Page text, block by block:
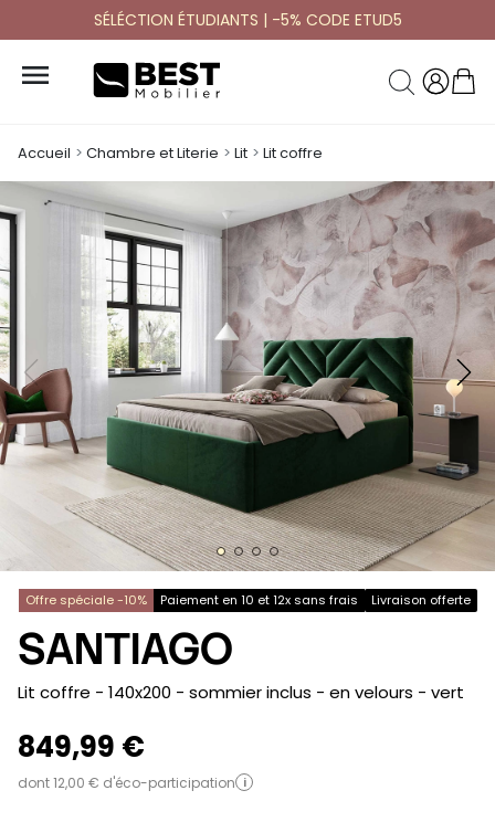
SÉLÉCTION ÉTUDIANTS | -5% CODE ETUD5

Accueil Chambre et Literie Lit Lit coffre
Offre spéciale -10% Paiement en 10 et 12x sans frais Livraison offerte
SANTIAGO
-
Lit coffre - 140x200 - sommier inclus - en velours - vert
849,99 €
dont 12,00 € d'éco-participation i